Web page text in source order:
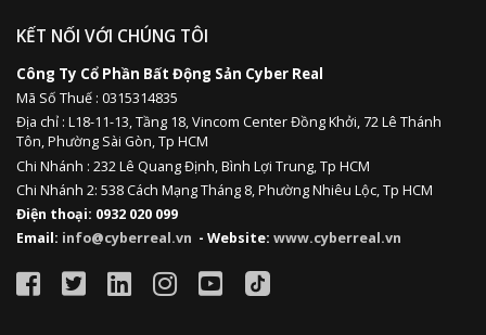
KẾT NỐI VỚI CHÚNG TÔI
Công Ty Cổ Phần Bất Động Sản Cyber Real
Mã Số Thuế : 0315314835
Địa chỉ : L18-11-13,Tầng 18, Vincom Center Đồng Khởi, 72 Lê Thánh
Tôn, Phường Sài Gòn, Tp HCM
Chi Nhánh : 232 Lê Quang Định,Bình Lợi Trung,Tp HCM
Chi Nhánh 2: 538 Cách Mạng Tháng 8, Phường Nhiêu Lộc, Tp HCM
Điện thoại: 0932 020 099
Email: info@cyberreal.vn - Website: www.cyberreal.vn